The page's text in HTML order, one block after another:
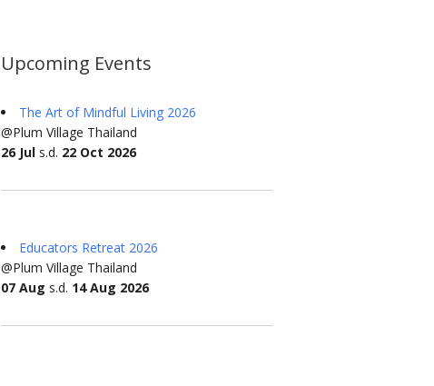
Upcoming Events
The Art of Mindful Living 2026
@Plum Village Thailand
26 Jul s.d. 22 Oct 2026
Educators Retreat 2026
@Plum Village Thailand
07 Aug s.d. 14 Aug 2026